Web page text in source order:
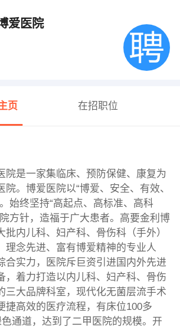
爱医院
页 在招职位
院是一家集临床、预防保健、康复为
。博爱医院以“博爱、安全、有效、
始终坚持“高起点、高标准、高科
方针，造福于广大患者。高要金利博
批内儿科、妇产科、骨伤科（手外）
理念先进、富有博爱精神的专业人
合实力，医院斥巨资引进国内外先进
，着力打造以内儿科、妇产科、骨伤
三大品牌科室，现代化无菌层流手术
捷高效的医疗流程，有床位100多
通道，达到了二甲医院的规模。开